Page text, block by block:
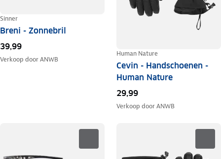
Sinner
Breni - Zonnebril
39,99
Verkoop doorANWB
Human Nature
Cevin - Handschoenen -
Human Nature
29,99
Verkoop doorANWB